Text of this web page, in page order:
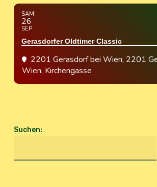
SAM
26
SEP
Gerasdorfer Oldtimer Classic
2201 Gerasdorf bei Wien, 2201
Wien, Kirchengasse
Suchen: